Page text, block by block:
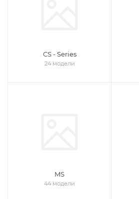
CS - Series
24 модели
MS
44 модели